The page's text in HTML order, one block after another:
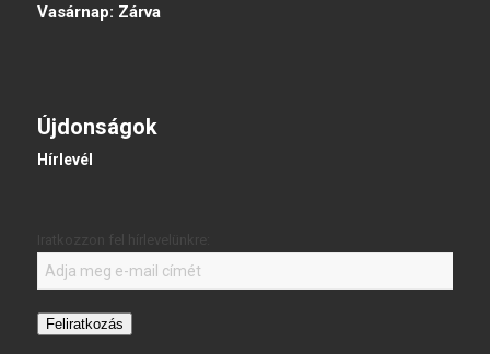
Vasárnap: Zárva
Újdonságok
Hírlevél
Feliratkozás